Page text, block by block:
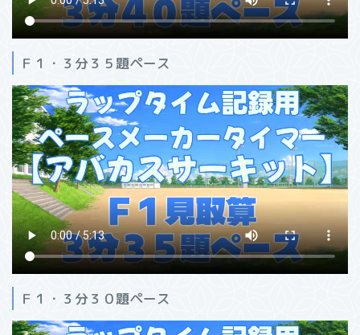
Ｆ１・３分３５題ペース
Ｆ１・３分３０題ペース